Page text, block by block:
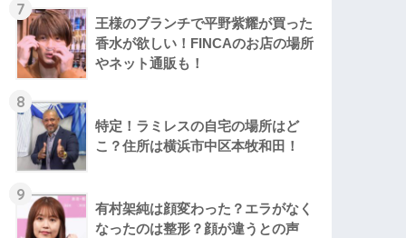
7
王様のブランチで平野紫耀が買った
香水が欲しい！FINCAのお店の場所
やネット通販も！
8
特定！ラミレスの自宅の場所はど
こ？住所は横浜市中区本牧和田！
9
有村架純は顔変わった？エラがなく
なったのは整形？顔が違うとの声